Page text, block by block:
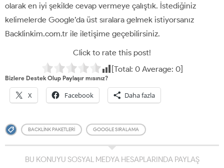
olarak en iyi şekilde cevap vermeye çalıştık. İstediğiniz
kelimelerde Google’da üst sıralara gelmek istiyorsanız
Backlinkim.com.tr ile iletişime geçebilirsiniz.
Click to rate this post!
[Total: 0Average: 0]
Bizlere Destek Olup Paylaşır mısınız?
X Facebook Daha fazla
BACKLINK PAKETLERI GOOGLE SIRALAMA
BU KONUYU SOSYAL MEDYA HESAPLARINDA PAYLAŞ